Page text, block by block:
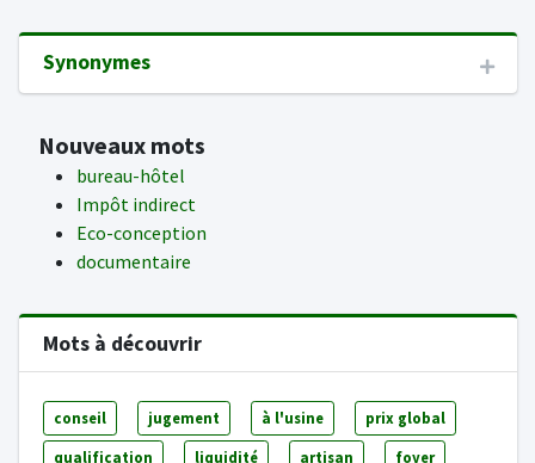
Synonymes
Nouveaux mots
bureau-hôtel
Impôt indirect
Eco-conception
documentaire
Mots à découvrir
conseil jugement à l'usine prix global
qualification liquidité artisan foyer